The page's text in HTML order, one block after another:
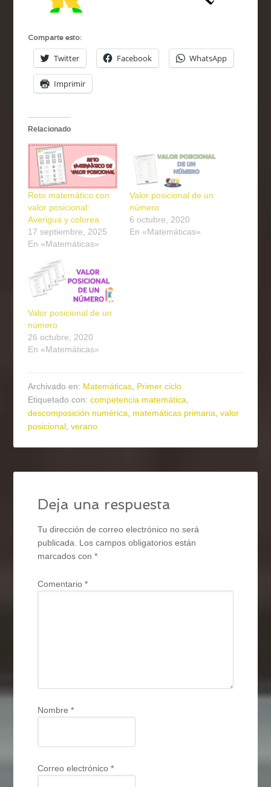
Comparte esto:
Twitter Facebook WhatsApp
Imprimir
Relacionado
Reto matemático con
valor posicional:
Averigua y colorea
17 septiembre, 2025
En «Matemáticas»
Valor posicional de un
número
6 octubre, 2020
En «Matemáticas»
Valor posicional de un
número
26 octubre, 2020
En «Matemáticas»
Archivado en: Matemáticas, Primer ciclo
Etiquetado con:competencia matemática,
descomposición numérica, matemáticas primaria,valor
posicional,verano
Deja una respuesta
Tu dirección de correo electrónico no será
publicada. Los campos obligatorios están
marcados con*
Comentario*
Nombre*
Correo electrónico*